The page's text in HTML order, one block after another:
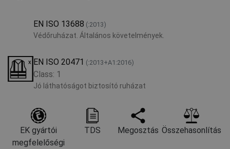
EN ISO 13688 (:2013)
Védőruházat. Általános követelmények.
EN ISO 20471 (:2013+A1:2016)
Class: 1
Jó láthatóságot biztosító ruházat
EK gyártói
megfelelőségi
TDS Megosztás Összehasonlítás